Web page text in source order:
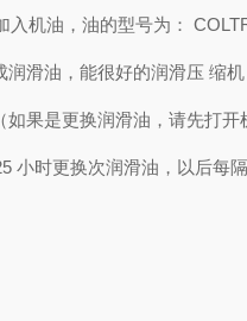
机油，油的型号为：
滑油，能很好的润滑压 缩
果是更换润滑油，请先打
小时更换次润滑油，以后每